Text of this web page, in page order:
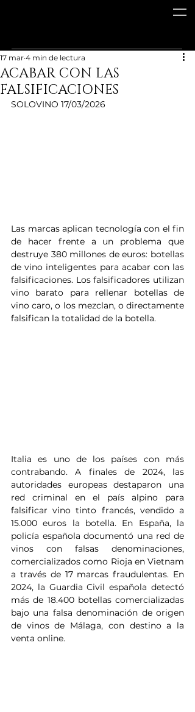
ACABAR CON LAS
FALSIFICACIONES
17 mar 4 min de lectura
SOLOVINO 17/03/2026
Las marcas aplican tecnología con el fin
de hacer frente a un problema que
destruye 380 millones de euros: botellas
de vino inteligentes para acabar con las
falsificaciones. Los falsificadores utilizan
vino barato para rellenar botellas de
vino caro, o los mezclan, o directamente
falsifican la totalidad de la botella.
Italia es uno de los países con más
contrabando. A finales de 2024, las
autoridades europeas destaparon una
red criminal en el país alpino para
falsificar vino tinto francés, vendido a
15.000 euros la botella. En España, la
policía española documentó una red de
vinos con falsas denominaciones,
comercializados como Rioja en Vietnam
a través de 17 marcas fraudulentas. En
2024, la Guardia Civil española detectó
más de 18.400 botellas comercializadas
bajo una falsa denominación de origen
de vinos de Málaga, con destino a la
venta online.